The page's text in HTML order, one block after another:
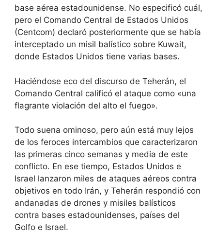
base aérea estadounidense. No especificó cuál,
pero el Comando Central de Estados Unidos
(Centcom) declaró posteriormente que se había
interceptado un misil balístico sobre Kuwait,
donde Estados Unidos tiene varias bases.
Haciéndose eco del discurso de Teherán, el
Comando Central calificó el ataque como «una
flagrante violación del alto el fuego».
Todo suena ominoso, pero aún está muy lejos
de los feroces intercambios que caracterizaron
las primeras cinco semanas y media de este
conflicto. En ese tiempo, Estados Unidos e
Israel lanzaron miles de ataques aéreos contra
objetivos en todo Irán, y Teherán respondió con
andanadas de drones y misiles balísticos
contra bases estadounidenses, países del
Golfo e Israel.